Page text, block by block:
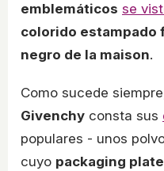
emblemáticos se
colorido estampado
negro de la maison.
Como sucede
Givenchy consta sus
populares - unos
cuyo packaging